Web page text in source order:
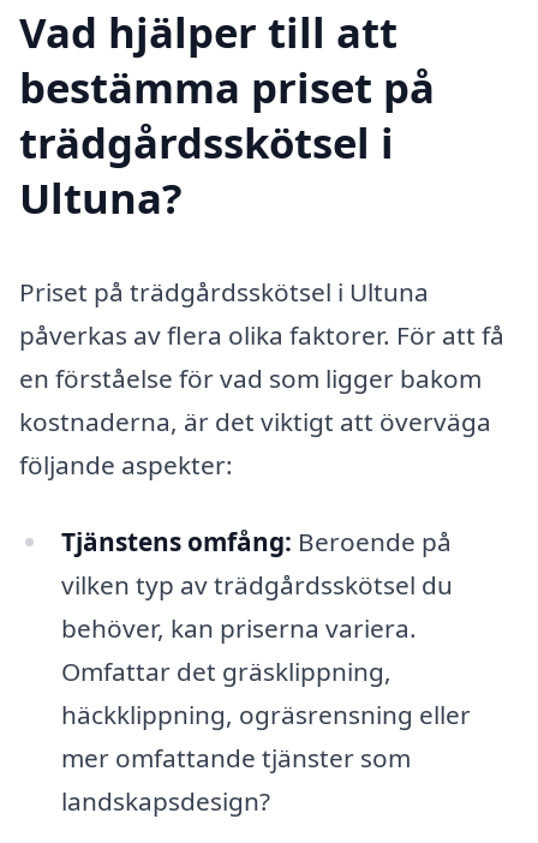
Vad hjälper till att
bestämma priset på
trädgårdsskötsel i
Ultuna?
Priset på trädgårdsskötsel i Ultuna
påverkas av flera olika faktorer. För att få
en förståelse för vad som ligger bakom
kostnaderna, är det viktigt att överväga
följande aspekter:
Tjänstens omfång: Beroende på
vilken typ av trädgårdsskötsel du
behöver, kan priserna variera.
Omfattar det gräsklippning,
häckklippning, ogräsrensning eller
mer omfattande tjänster som
landskapsdesign?